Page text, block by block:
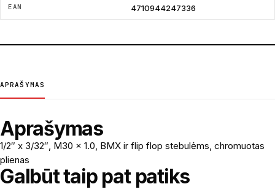
EAN 4710944247336
APRAŠYMAS
Aprašymas
1/2″ x 3/32″, M30 x 1.0, BMX ir flip flop stebulėms, chromuotas
plienas
Galbūt taip pat patiks